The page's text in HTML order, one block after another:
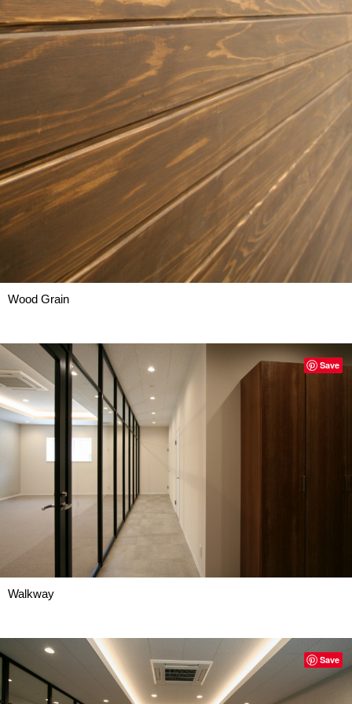
Wood Grain
Walkway
Save
Save